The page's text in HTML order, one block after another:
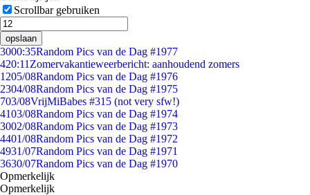
Scrollbar gebruiken
opslaan
3000:35Random Pics van de Dag #1977
420:11 Zomervakantieweerbericht: aanhoudend zomers
1205/08Random Pics van de Dag #1976
2304/08Random Pics van de Dag #1975
703/08VrijMiBabes #315 (not very sfw!)
4103/08Random Pics van de Dag #1974
3002/08Random Pics van de Dag #1973
4401/08Random Pics van de Dag #1972
4931/07Random Pics van de Dag #1971
3630/07Random Pics van de Dag #1970
Opmerkelijk
Opmerkelijk